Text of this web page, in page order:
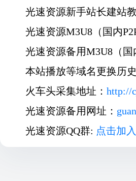
光速资源新手站长建站教
光速资源M3U8（国内
光速资源备用M3U8（
本站播放等域名更换历史
火车头采集地址： http://
光速资源备用网址：
光速资源QQ群: 点击加入